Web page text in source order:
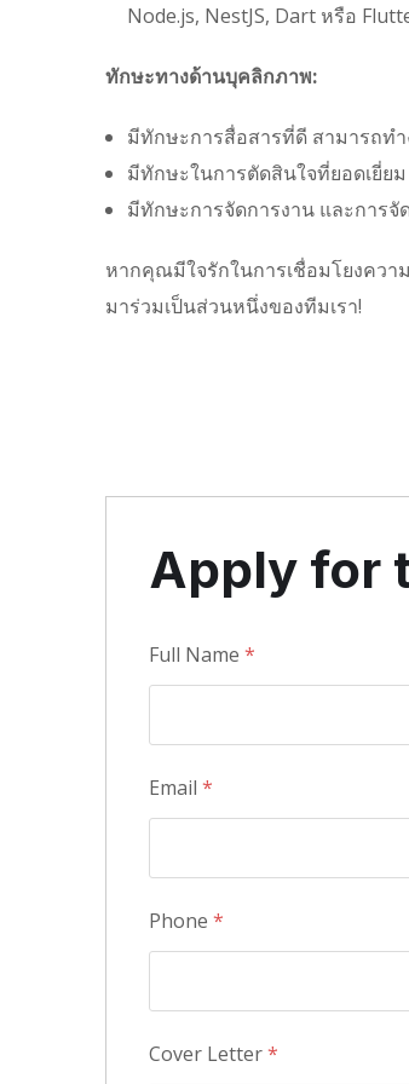
Node.js, NestJS, Dart หรือ
ทักษะทางด้านบุคลิกภาพ:
มีทักษะการสื่อสารที่ดี สามารถท
มีทักษะในการตัดสินใจที่ยอดเยี่ย
มีทักษะการจัดการงาน และการ
หากคุณมีใจรักในการเชื่อมโยงคว
มาร่วมเป็นส่วนหนึ่งของทีมเรา!
Apply for
Full Name *
Email *
Phone *
Cover Letter*